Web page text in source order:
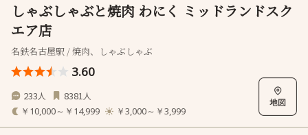
しゃぶしゃぶと焼肉 わにく ミッドランドスク
エア店
名鉄名古屋駅 / 焼肉、しゃぶしゃぶ
3.60
233人 8381人
￥10,000～￥14,999 ￥3,000～￥3,999